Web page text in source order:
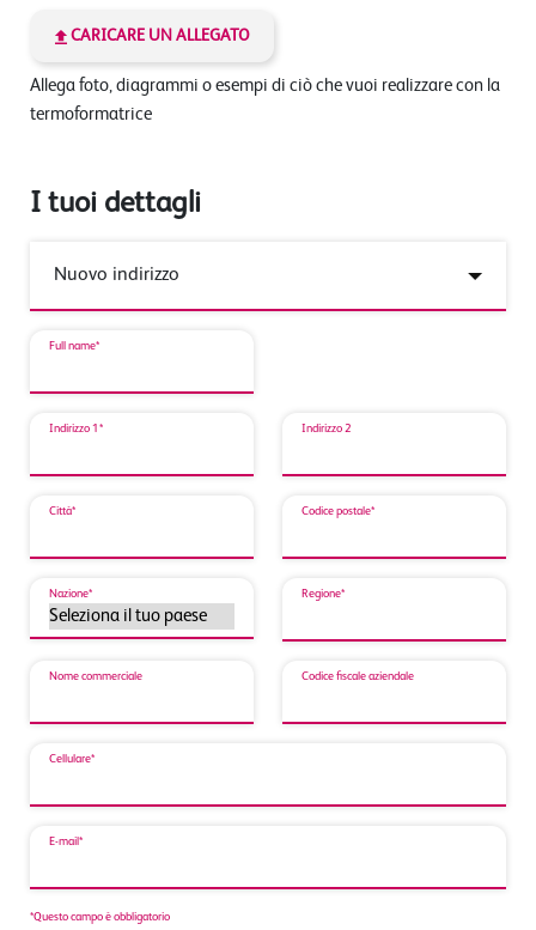
CARICARE UN ALLEGATO
Allega foto, diagrammi o esempi di ciò che vuoi realizzare con la
termoformatrice
I tuoi dettagli
Full name*
Indirizzo 1* Indirizzo 2
Città* Codice postale*
Nazione* Regione*
Nome commerciale Codice fiscale aziendale
Cellulare*
E-mail*
*Questo campo è obbligatorio